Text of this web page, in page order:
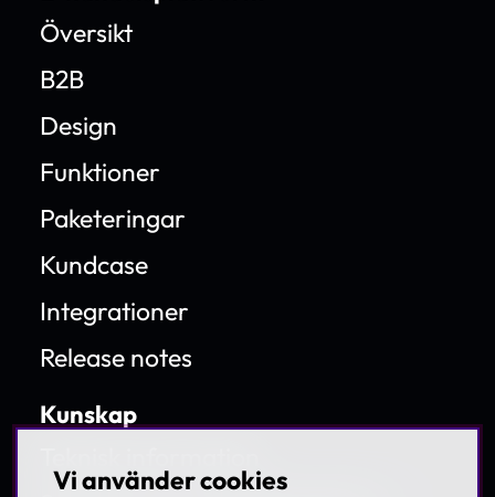
Översikt
B2B
Design
Funktioner
Paketeringar
Kundcase
Integrationer
Release notes
Kunskap
Vi använder cookies